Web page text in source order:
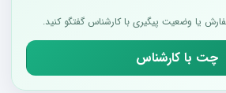
یا وضعیت پیگیری با کارشناس گفتگو کنید.
چت با کارشناس